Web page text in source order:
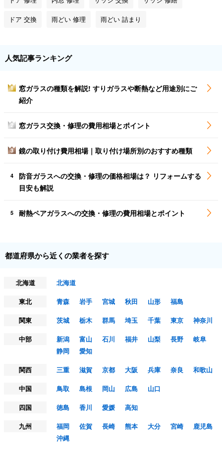
ドア 交換 雨どい 修理 雨どい 詰まり
人気記事ランキング
1
窓ガラスの種類を解説! すりガラスや断熱など用途別にご
紹介
2 窓ガラス交換・修理の費用相場とポイント
3 鏡の取り付け費用相場｜取り付け場所別のおすすめ種類
4
防音ガラスへの交換・修理の価格相場は？ リフォームする
目安も解説
5 耐熱ペアガラスへの交換・修理の費用相場とポイント
都道府県から近くの業者を探す
北海道
北海道
東北
青森 岩手 宮城 秋田 山形
福島
関東
茨城 栃木 群馬 埼玉 千葉 東京
神奈川
中部
新潟 富山 石川 福井 山梨 長野
岐阜
静岡
愛知
関西
三重 滋賀 京都 大阪 兵庫 奈良
和歌山
中国
鳥取 島根 岡山 広島
山口
四国
徳島 香川 愛媛
高知
九州
福岡 佐賀 長崎 熊本 大分 宮崎
鹿児島
沖縄